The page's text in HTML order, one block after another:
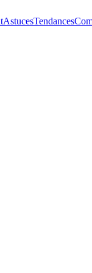
AstucesTendances